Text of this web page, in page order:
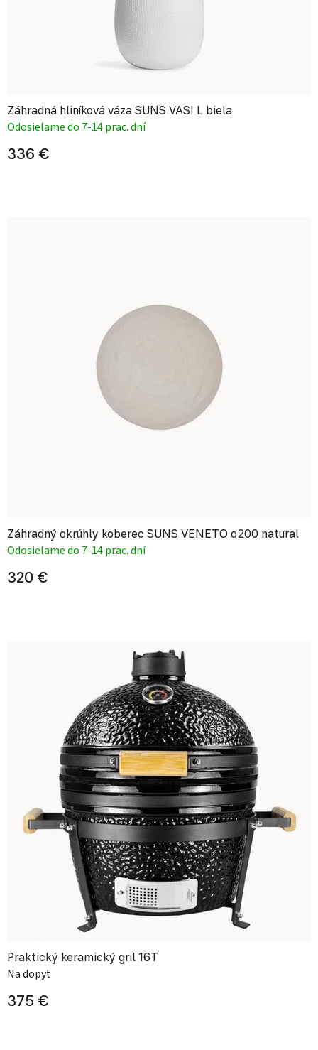
Záhradná hliníková váza SUNS VASI L biela
Odosielame do 7-14 prac. dní
336 €
Záhradný okrúhly koberec SUNS VENETO o200 natural
Odosielame do 7-14 prac. dní
320 €
Praktický keramický gril 16T
Na dopyt
375 €